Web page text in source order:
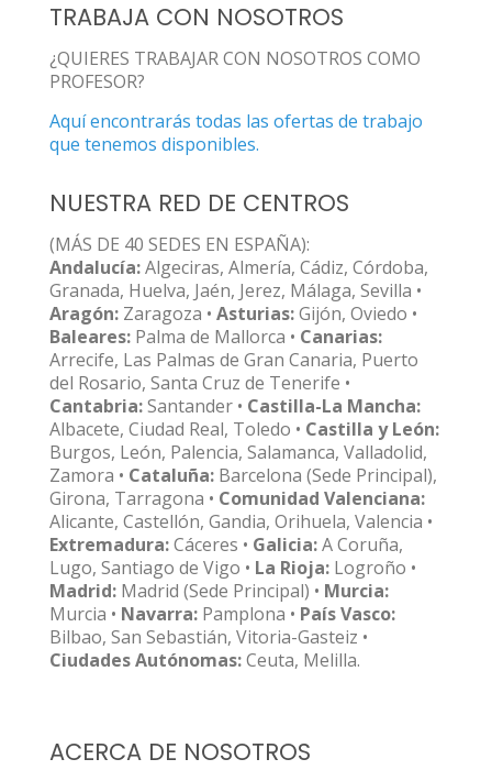
TRABAJA CON NOSOTROS
¿QUIERES TRABAJAR CON NOSOTROS COMO
PROFESOR?
Aquí encontrarás todas las ofertas de trabajo
que tenemos disponibles.
NUESTRA RED DE CENTROS
(MÁS DE 40 SEDES EN ESPAÑA):
Andalucía:Algeciras, Almería, Cádiz, Córdoba,
Granada, Huelva, Jaén, Jerez, Málaga, Sevilla •
Aragón: Zaragoza • Asturias:Gijón, Oviedo •
Baleares: Palma de Mallorca • Canarias:
Arrecife, Las Palmas de Gran Canaria, Puerto
del Rosario, Santa Cruz de Tenerife •
Cantabria:Santander • Castilla-La Mancha:
Albacete, Ciudad Real, Toledo • Castilla y León:
Burgos, León, Palencia, Salamanca, Valladolid,
Zamora • Cataluña: Barcelona (Sede Principal),
Girona, Tarragona • Comunidad Valenciana:
Alicante, Castellón, Gandia, Orihuela, Valencia •
Extremadura:Cáceres • Galicia:A Coruña,
Lugo, Santiago de Vigo • La Rioja: Logroño •
Madrid: Madrid (Sede Principal) • Murcia:
Murcia • Navarra: Pamplona • País Vasco:
Bilbao, San Sebastián, Vitoria-Gasteiz •
Ciudades Autónomas:Ceuta, Melilla.
ACERCA DE NOSOTROS